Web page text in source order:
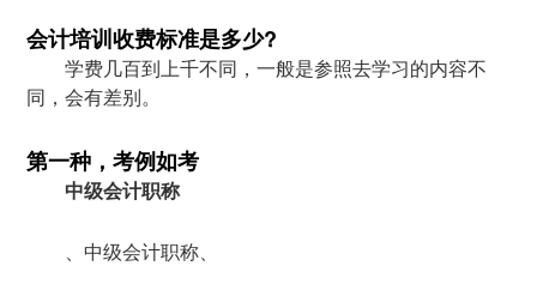
会计培训收费标准是多少?
学费几百到上千不同，一般是参照去学习的内容不
同，会有差别。
第一种，考例如考
中级会计职称
、中级会计职称、